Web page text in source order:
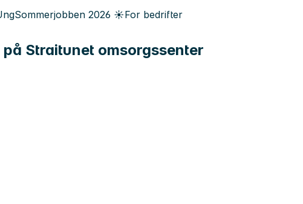
Sommerjobben 2026 ☀️For bedrifter
Straitunet omsorgssenter